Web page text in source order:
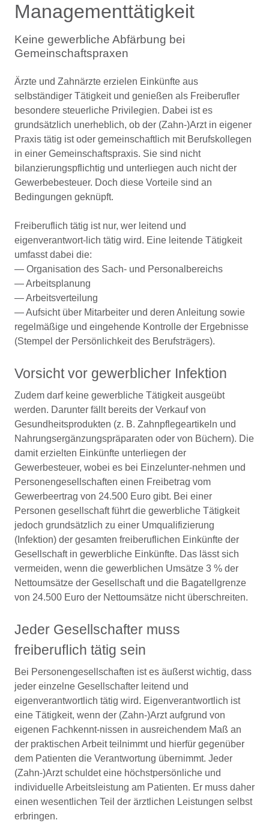
Managementtätigkeit
Keine gewerbliche Abfärbung bei
Gemeinschaftspraxen
Ärzte und Zahnärzte erzielen Einkünfte aus
selbständiger Tätigkeit und genießen als Freiberufler
besondere steuerliche Privilegien. Dabei ist es
grundsätzlich unerheblich, ob der (Zahn-)Arzt in eigener
Praxis tätig ist oder gemeinschaftlich mit Berufskollegen
in einer Gemeinschaftspraxis. Sie sind nicht
bilanzierungspflichtig und unterliegen auch nicht der
Gewerbebesteuer. Doch diese Vorteile sind an
Bedingungen geknüpft.
Freiberuflich tätig ist nur, wer leitend und
eigenverantwort-lich tätig wird. Eine leitende Tätigkeit
umfasst dabei die:
— Organisation des Sach- und Personalbereichs
— Arbeitsplanung
— Arbeitsverteilung
— Aufsicht über Mitarbeiter und deren Anleitung sowie
regelmäßige und eingehende Kontrolle der Ergebnisse
(Stempel der Persönlichkeit des Berufsträgers).
Vorsicht vor gewerblicher Infektion
Zudem darf keine gewerbliche Tätigkeit ausgeübt
werden. Darunter fällt bereits der Verkauf von
Gesundheitsprodukten (z. B. Zahnpflegeartikeln und
Nahrungsergänzungspräparaten oder von Büchern). Die
damit erzielten Einkünfte unterliegen der
Gewerbesteuer, wobei es bei Einzelunter-nehmen und
Personengesellschaften einen Freibetrag vom
Gewerbeertrag von 24.500 Euro gibt. Bei einer
Personen gesellschaft führt die gewerbliche Tätigkeit
jedoch grundsätzlich zu einer Umqualifizierung
(Infektion) der gesamten freiberuflichen Einkünfte der
Gesellschaft in gewerbliche Einkünfte. Das lässt sich
vermeiden, wenn die gewerblichen Umsätze 3 % der
Nettoumsätze der Gesellschaft und die Bagatellgrenze
von 24.500 Euro der Nettoumsätze nicht überschreiten.
Jeder Gesellschafter muss
freiberuﬂich tätig sein
Bei Personengesellschaften ist es äußerst wichtig, dass
jeder einzelne Gesellschafter leitend und
eigenverantwortlich tätig wird. Eigenverantwortlich ist
eine Tätigkeit, wenn der (Zahn-)Arzt aufgrund von
eigenen Fachkennt-nissen in ausreichendem Maß an
der praktischen Arbeit teilnimmt und hierfür gegenüber
dem Patienten die Verantwortung übernimmt. Jeder
(Zahn-)Arzt schuldet eine höchstpersönliche und
individuelle Arbeitsleistung am Patienten. Er muss daher
einen wesentlichen Teil der ärztlichen Leistungen selbst
erbringen.